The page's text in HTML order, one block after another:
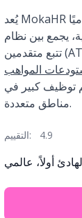
يُعد MokaHR برنامجًا خدميًا (SaaS) أصيل الذكاء
يجمع بين نظام
تتبع متقدمين (ATS) للمؤسسات ومستودع مواهب حديث
المواهب
توظيف كبير في
مناطق متعددة.
التقييم: 4.9
أولاً، عالمي